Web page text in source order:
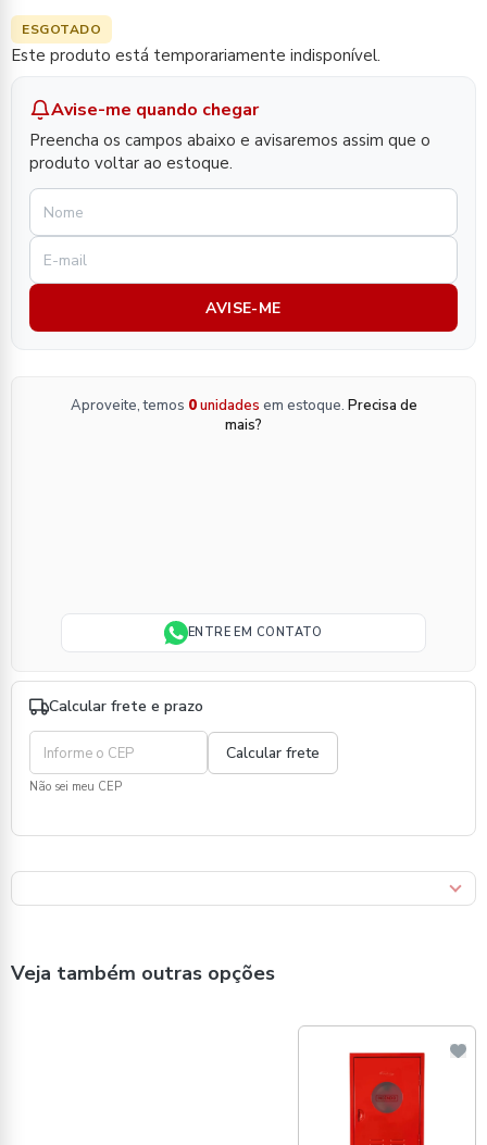
ESGOTADO
Este produto está temporariamente indisponível.
Avise-me quando chegar
Preencha os campos abaixo e avisaremos assim que o
produto voltar ao estoque.
AVISE-ME
Aproveite, temos 0unidades em estoque. Precisa de
mais?
ENTRE EM CONTATO
Calcular frete e prazo
Não sei meu CEP
Veja também outras opções